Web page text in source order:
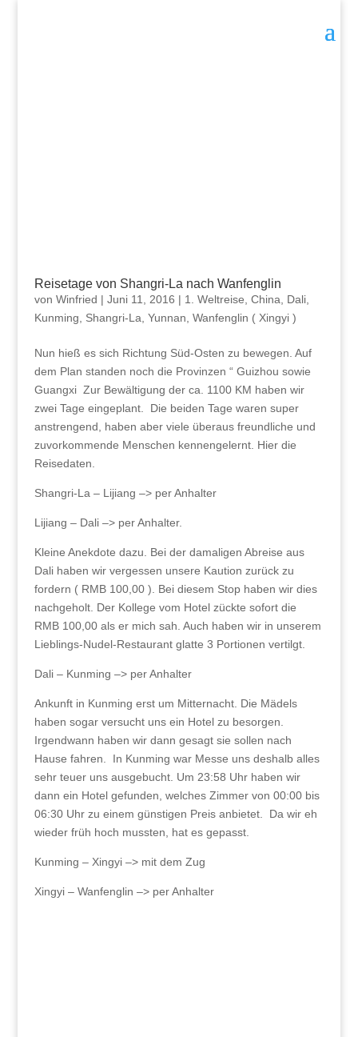
Reisetage von Shangri-La nach Wanfenglin
von Winfried | Juni 11, 2016 | 1. Weltreise China Dali,
Kunming
Shangri-La, Yunnan Wanfenglin ( Xingyi )
Nun hieß es sich Richtung Süd-Osten zu bewegen. Auf
dem Plan standen noch die Provinzen “ Guizhou sowie
Guangxi Zur Bewältigung der ca. 1100 KM haben wir
zwei Tage eingeplant. Die beiden Tage waren super
anstrengend, haben aber viele überaus freundliche und
zuvorkommende Menschen kennengelernt. Hier die
Reisedaten.
Shangri-La – Lijiang –> per Anhalter
Lijiang – Dali –> per Anhalter.
Kleine Anekdote dazu. Bei der damaligen Abreise aus
Dali haben wir vergessen unsere Kaution zurück zu
fordern ( RMB 100,00 ). Bei diesem Stop haben wir dies
nachgeholt. Der Kollege vom Hotel zückte sofort die
RMB 100,00 als er mich sah. Auch haben wir in unserem
Lieblings-Nudel-Restaurant glatte 3 Portionen vertilgt.
Dali – Kunming –> per Anhalter
Ankunft in Kunming erst um Mitternacht. Die Mädels
haben sogar versucht uns ein Hotel zu besorgen.
Irgendwann haben wir dann gesagt sie sollen nach
Hause fahren. In Kunming war Messe uns deshalb alles
sehr teuer uns ausgebucht. Um 23:58 Uhr haben wir
dann ein Hotel gefunden, welches Zimmer von 00:00 bis
06:30 Uhr zu einem günstigen Preis anbietet. Da wir eh
wieder früh hoch mussten, hat es gepasst.
Kunming – Xingyi –> mit dem Zug
Xingyi – Wanfenglin –> per Anhalter